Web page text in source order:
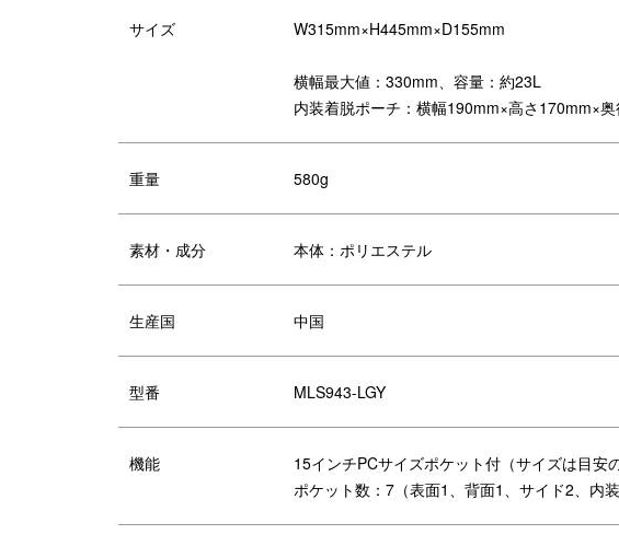
タイプで、荷物の出し入れがしやすい大きな開口部がポイント。
途に応じたポケットを整然と配置することで「収納力」に特化。
でのノートPCが入るクッションポケットや、内装ポケットとしても外付けポーチとして
ことで強度面をさらにアップしました。カラーはモノトーンで都会的に。
サイズ W315mm×H445mm×D155mm
横幅最大値：330mm、容量：約23L
内装着脱ポーチ：横幅190mm×高さ170mm×
重量 580g
素材・成分 本体：ポリエステル
生産国 中国
型番 MLS943-LGY
機能
15インチPCサイズポケット付（サイズは目安
ポケット数：7（表面1、背面1、サイド2、内